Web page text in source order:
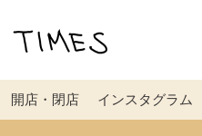
開店・閉店 インスタグラム